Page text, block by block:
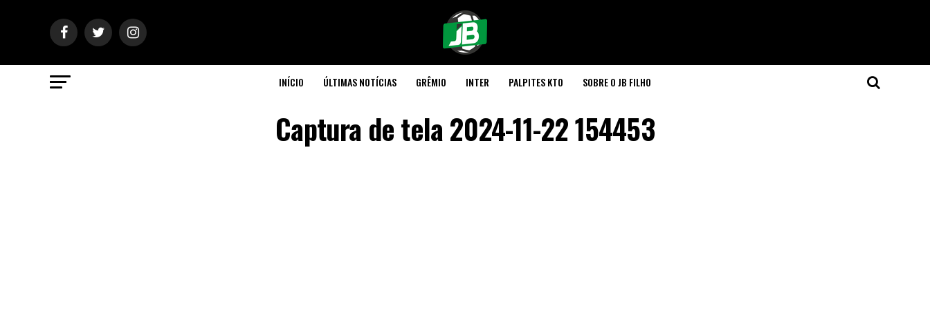
INÍCIO ÚLTIMAS NOTÍCIAS GRÊMIO INTER PALPITES KTO SOBRE O JB FILHO
Captura de tela 2024-11-22 154453